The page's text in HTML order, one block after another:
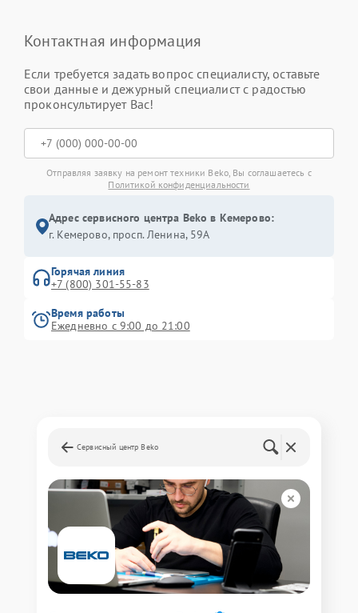
Контактная информация
Если требуется задать вопрос специалисту, оставьте
свои данные и дежурный специалист с радостью
проконсультирует Вас!
Отправляя заявку на ремонт техники Beko, Вы соглашаетесь с
Политикой конфиденциальности
Адрес сервисного центра Beko в Кемерово:
г. Кемерово, просп. Ленина, 59А
Горячая линия
+7 (800) 301-55-83
Время работы
Ежедневно с 9:00 до 21:00
Сервисный центр Beko